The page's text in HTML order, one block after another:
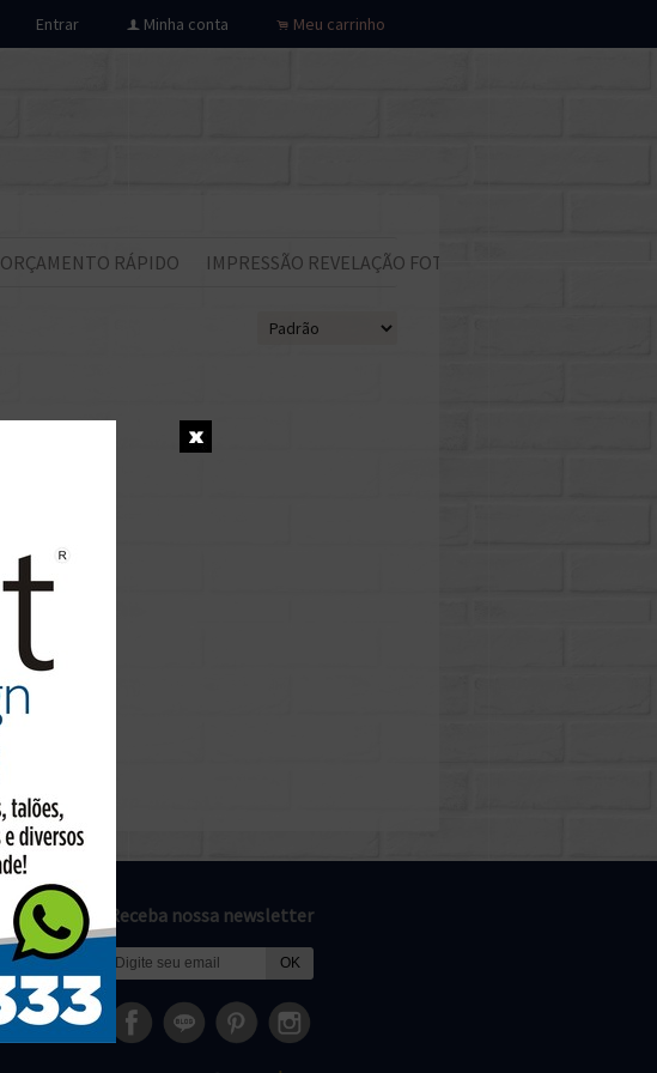
Entrar f Minha conta . Meu carrinho
ORÇAMENTO RÁPIDO IMPRESSÃO REVELAÇÃO FOTOS
Receba nossa newsletter